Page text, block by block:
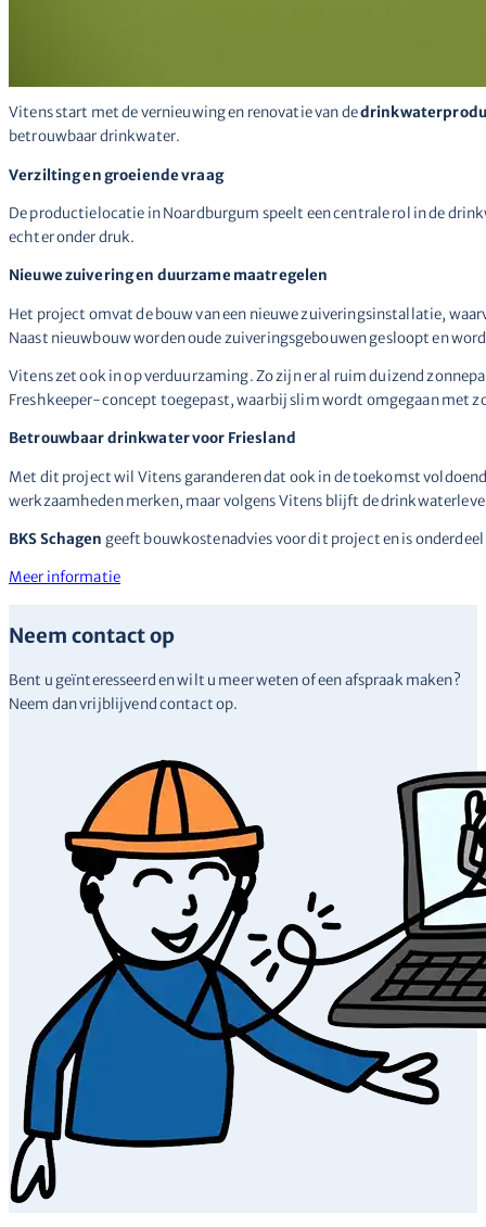
Vitens start met de vernieuwing en renovatie van de
betrouwbaar drinkwater.
Verzilting en groeiende vraag
De productielocatie in Noardburgum speelt een centrale rol in de
echter onder druk.
Nieuwe zuivering en duurzame maatregelen
Het project omvat de bouw van een nieuwe zuiveringsinstallatie,
Naast nieuwbouw worden oude zuiveringsgebouwen gesloopt en
Vitens zet ook in op verduurzaming. Zo zijn er al ruim duizend
Freshkeeper-concept toegepast, waarbij slim wordt omgegaan met
Betrouwbaar drinkwater voor Friesland
Met dit project wil Vitens garanderen dat ook in de toekomst
werkzaamheden merken, maar volgens Vitens blijft de
BKS Schagen geeft bouwkostenadvies voor dit project en is
Meer informatie
Neem contact op
Bent u geïnteresseerd en wilt u meer weten of een afspraak maken?
Neem dan vrijblijvend contact op.